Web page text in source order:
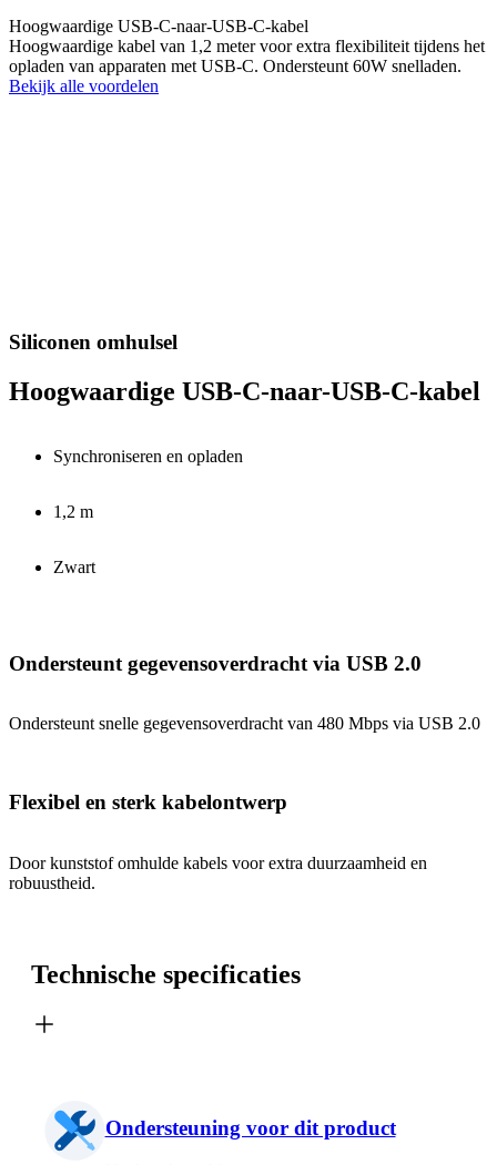
Hoogwaardige USB-C-naar-USB-C-kabel
Hoogwaardige kabel van 1,2 meter voor extra flexibiliteit tijdens het
opladen van apparaten met USB-C. Ondersteunt 60W snelladen.
Bekijk alle voordelen
Siliconen omhulsel
Hoogwaardige USB-C-naar-USB-C-kabel
Synchroniseren en opladen
1,2 m
Zwart
Ondersteunt gegevensoverdracht via USB 2.0
Ondersteunt snelle gegevensoverdracht van 480 Mbps via USB 2.0
Flexibel en sterk kabelontwerp
Door kunststof omhulde kabels voor extra duurzaamheid en
robuustheid.
Technische specificaties
Ondersteuning voor dit product